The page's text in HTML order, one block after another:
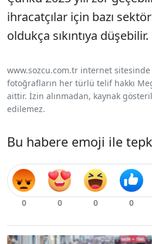
ihracatçılar için bazı
oldukça sıkıntıya düşebilir.
www.sozcu.com.tr internet sitesinde
fotoğrafların her türlü telif hakkı
aittir. İzin alınmadan, kaynak
edilemez.
Bu habere emoji ile